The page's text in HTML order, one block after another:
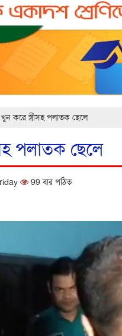
করে স্ত্রীসহ পলাতক ছেলে
পলাতক ছেলে
99 বার পঠিত